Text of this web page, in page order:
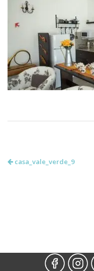
casa_vale_verde_9